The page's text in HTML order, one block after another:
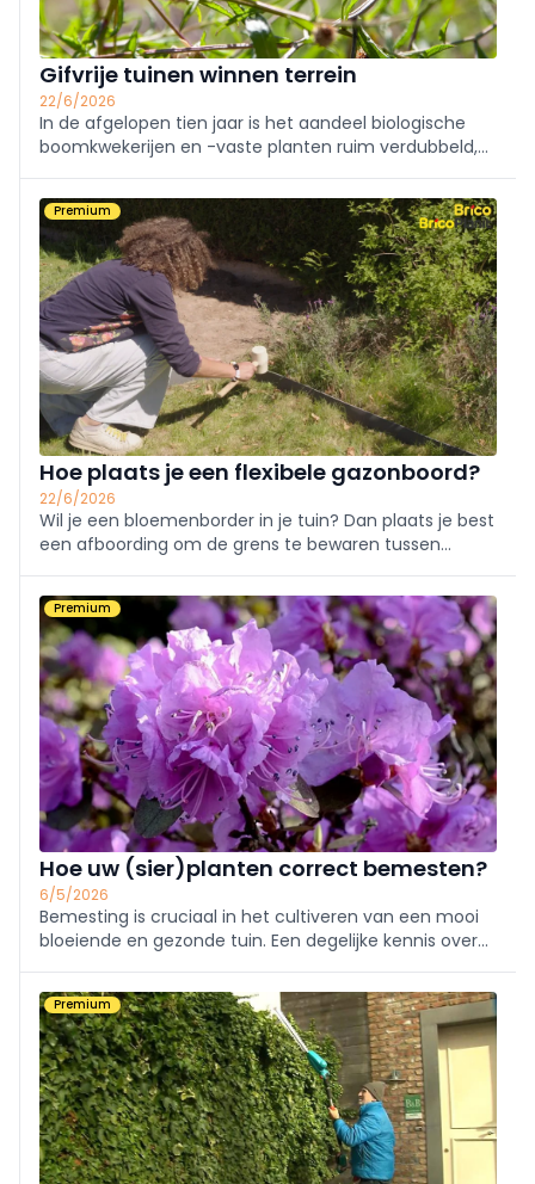
Gifvrije tuinen winnen terrein
22/6/2026
In de afgelopen tien jaar is het aandeel biologische
boomkwekerijen en -vaste planten ruim verdubbeld,
de schadelijke effecten van pesticiden sterk toe. Deze
omslag komt door ...
Premium
Hoe plaats je een flexibele gazonboord?
22/6/2026
Wil je een bloemenborder in je tuin? Dan plaats je best
een afboording om de grens te bewaren tussen
border helemaal vormen naar eigen wens. Maar hoe
plaats je zo'n border?
Premium
Hoe uw (sier)planten correct bemesten?
6/5/2026
Bemesting is cruciaal in het cultiveren van een mooi
bloeiende en gezonde tuin. Een degelijke kennis over
van het correcte type meststof.
Premium